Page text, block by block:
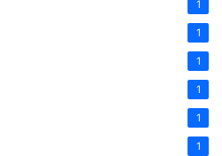
1
1
1
1
1
1